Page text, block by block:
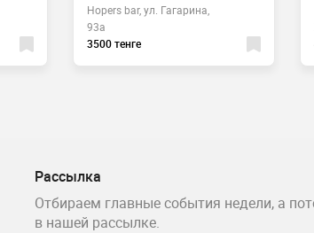
Hopers bar, ул. Гагарина,
93а
3500 тенге
Рассылка
Отбираем главные события недели, а
в нашей рассылке.